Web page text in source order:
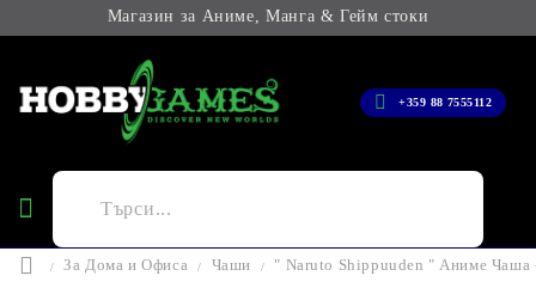
Магазин за Аниме, Манга & Гейм стоки
+359 88 7555112
За Дома и Офиса Чаши " Naruto Shippuuden " Аниме Чаша